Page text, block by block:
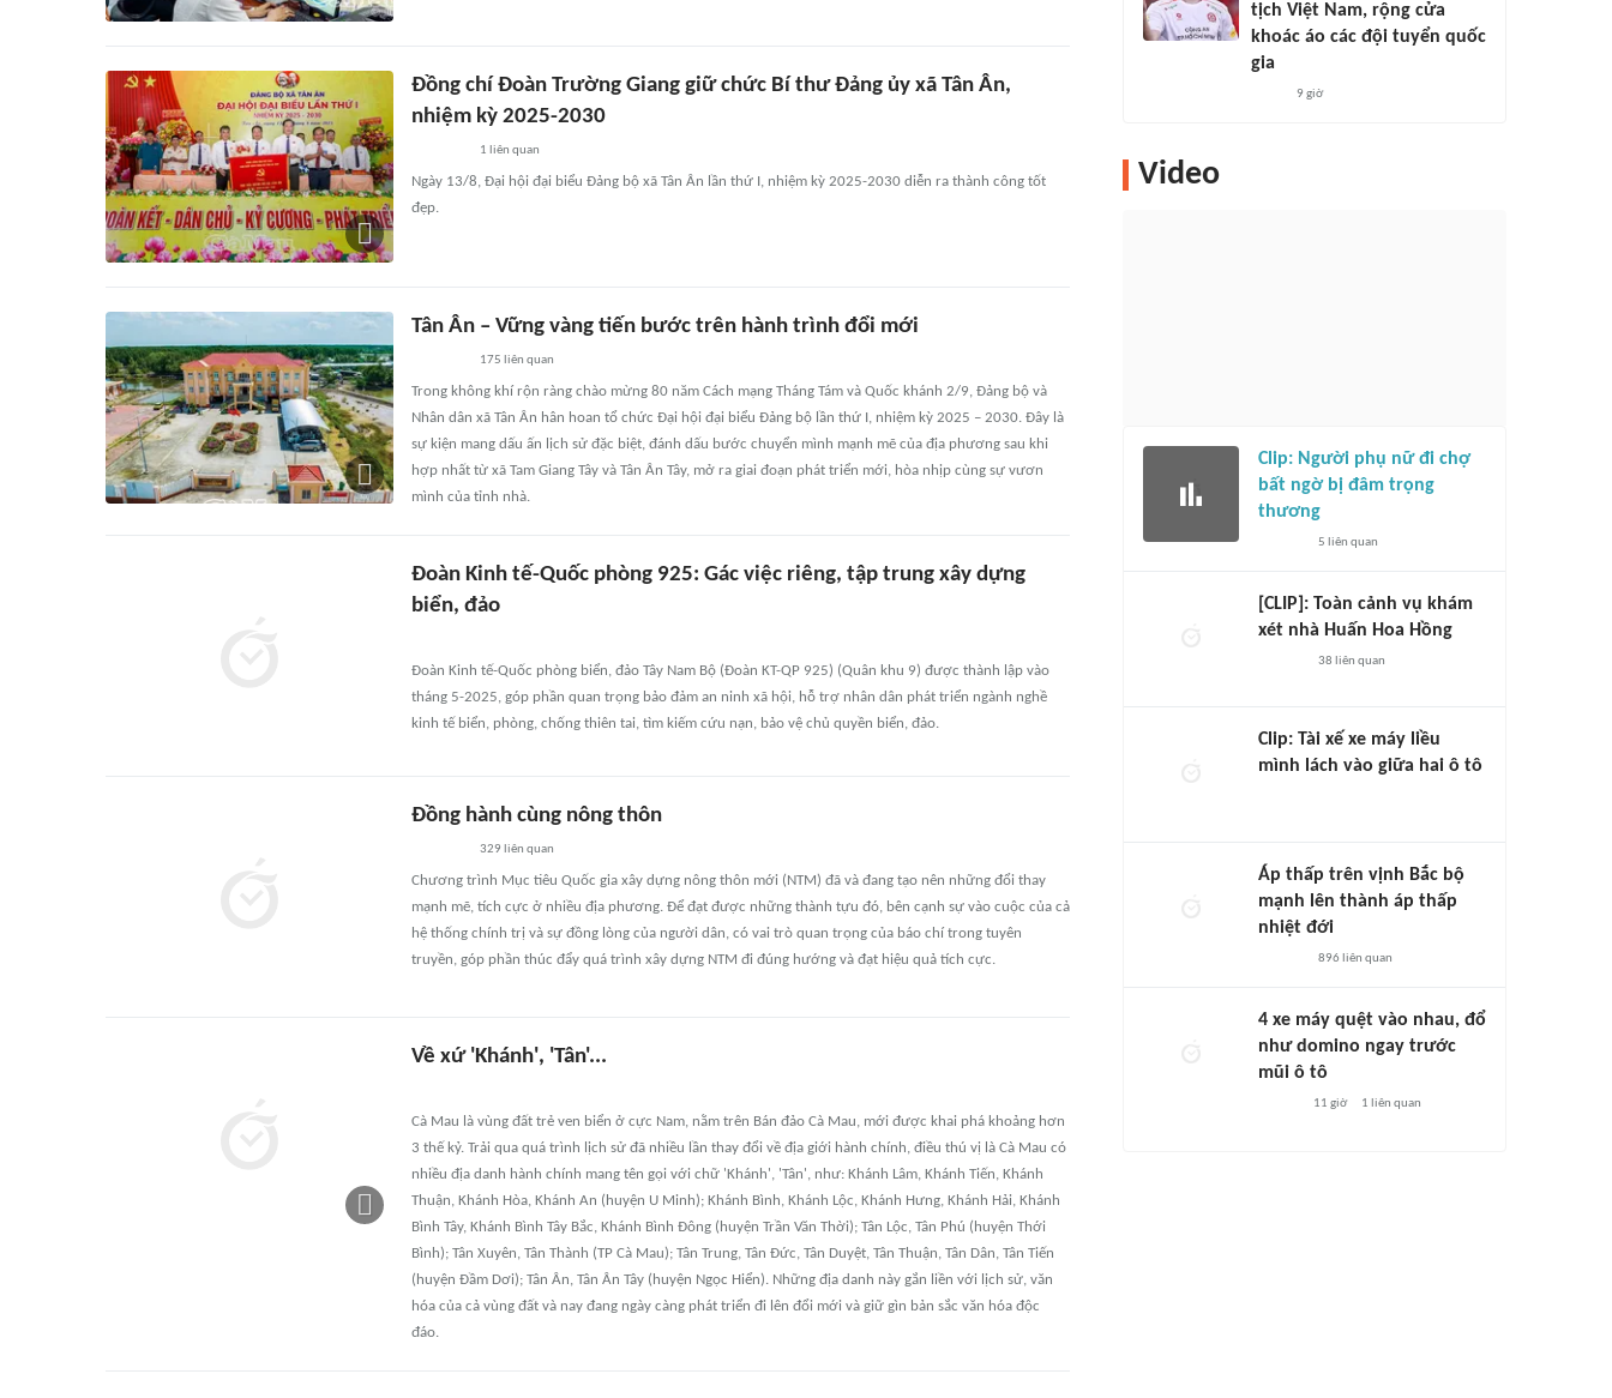
Đồng chí Đoàn Trường Giang giữ chức Bí thư Đảng ủy xã Tân Ân,
nhiệm kỳ 2025-2030
1 liên quan
Ngày 13/8, Đại hội đại biểu Đảng bộ xã Tân Ân lần thứ I, nhiệm kỳ 2025-2030 diễn ra thành công tốt
đẹp.
Tân Ân – Vững vàng tiến bước trên hành trình đổi mới
175 liên quan
Trong không khí rộn ràng chào mừng 80 năm Cách mạng Tháng Tám và Quốc khánh 2/9, Đảng bộ và
Nhân dân xã Tân Ân hân hoan tổ chức Đại hội đại biểu Đảng bộ lần thứ I, nhiệm kỳ 2025 – 2030. Đây là
sự kiện mang dấu ấn lịch sử đặc biệt, đánh dấu bước chuyển mình mạnh mẽ của địa phương sau khi
hợp nhất từ xã Tam Giang Tây và Tân Ân Tây, mở ra giai đoạn phát triển mới, hòa nhịp cùng sự vươn
mình của tỉnh nhà.
Đoàn Kinh tế-Quốc phòng 925: Gác việc riêng, tập trung xây dựng
biển, đảo
Đoàn Kinh tế-Quốc phòng biển, đảo Tây Nam Bộ (Đoàn KT-QP 925) (Quân khu 9) được thành lập vào
tháng 5-2025, góp phần quan trọng bảo đảm an ninh xã hội, hỗ trợ nhân dân phát triển ngành nghề
kinh tế biển, phòng, chống thiên tai, tìm kiếm cứu nạn, bảo vệ chủ quyền biển, đảo.
Ðồng hành cùng nông thôn
329 liên quan
Chương trình Mục tiêu Quốc gia xây dựng nông thôn mới (NTM) đã và đang tạo nên những đổi thay
mạnh mẽ, tích cực ở nhiều địa phương. Để đạt được những thành tựu đó, bên cạnh sự vào cuộc của cả
hệ thống chính trị và sự đồng lòng của người dân, có vai trò quan trọng của báo chí trong tuyên
truyền, góp phần thúc đẩy quá trình xây dựng NTM đi đúng hướng và đạt hiệu quả tích cực.
Về xứ 'Khánh', 'Tân'...
Cà Mau là vùng đất trẻ ven biển ở cực Nam, nằm trên Bán đảo Cà Mau, mới được khai phá khoảng hơn
3 thế kỷ. Trải qua quá trình lịch sử đã nhiều lần thay đổi về địa giới hành chính, điều thú vị là Cà Mau có
nhiều địa danh hành chính mang tên gọi với chữ 'Khánh', 'Tân', như: Khánh Lâm, Khánh Tiến, Khánh
Thuận, Khánh Hòa, Khánh An (huyện U Minh); Khánh Bình, Khánh Lộc, Khánh Hưng, Khánh Hải, Khánh
Bình Tây, Khánh Bình Tây Bắc, Khánh Bình Ðông (huyện Trần Văn Thời); Tân Lộc, Tân Phú (huyện Thới
Bình); Tân Xuyên, Tân Thành (TP Cà Mau); Tân Trung, Tân Ðức, Tân Duyệt, Tân Thuận, Tân Dân, Tân Tiến
(huyện Ðầm Dơi); Tân Ân, Tân Ân Tây (huyện Ngọc Hiển). Những địa danh này gắn liền với lịch sử, văn
hóa của cả vùng đất và nay đang ngày càng phát triển đi lên đổi mới và giữ gìn bản sắc văn hóa độc
đáo.
tịch Việt Nam, rộng cửa
khoác áo các đội tuyển quốc
gia
9 giờ
Video
Clip: Người phụ nữ đi chợ
bất ngờ bị đâm trọng
thương
5 liên quan
[CLIP]: Toàn cảnh vụ khám
xét nhà Huấn Hoa Hồng
38 liên quan
Clip: Tài xế xe máy liều
mình lách vào giữa hai ô tô
Áp thấp trên vịnh Bắc bộ
mạnh lên thành áp thấp
nhiệt đới
896 liên quan
4 xe máy quệt vào nhau, đổ
như domino ngay trước
mũi ô tô
11 giờ 1 liên quan